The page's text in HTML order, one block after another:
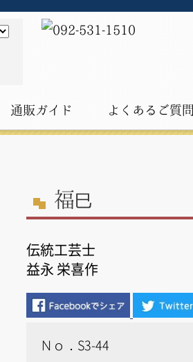
通販ガイド よくあるご質問
福巳
伝統工芸士
益永 栄喜作
Ｎｏ．S3-44